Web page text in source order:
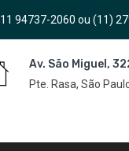
11 94737-2060 ou (11)
Av. São Miguel,
Pte. Rasa, São